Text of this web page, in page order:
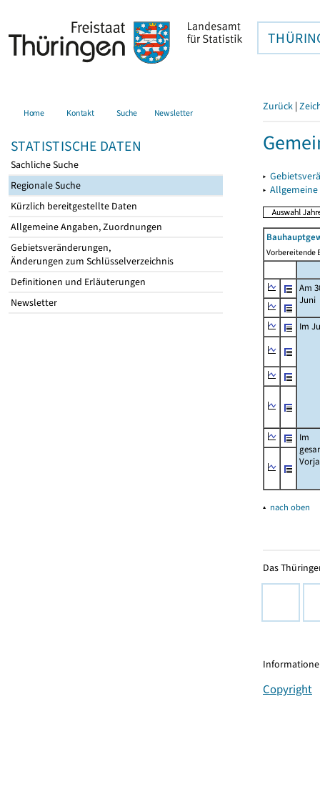
Home Kontakt Suche Newsletter
STATISTISCHE DATEN
Sachliche Suche
Regionale Suche
Kürzlich bereitgestellte Daten
Allgemeine Angaben, Zuordnungen
Gebietsveränderungen,
Änderungen zum Schlüsselverzeichnis
Definitionen und Erläuterungen
Newsletter
Zurück |
▸
▸
Vorbereitende
Am
Juni
Im
Im
▴ nach oben
Das
Copyright